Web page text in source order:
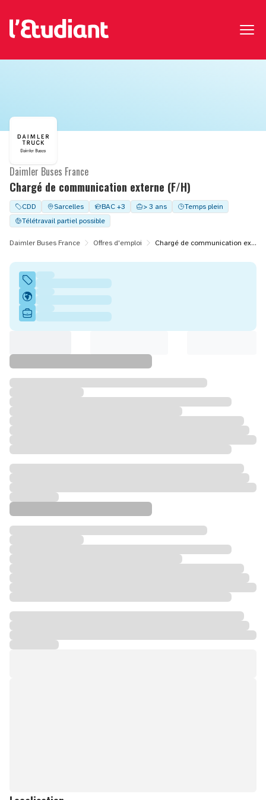
Chargé de communication externe (F/H)
Daimler Buses France
CDD Sarcelles BAC +3 > 3 ans
Temps plein
Télétravail partiel possible
Daimler Buses France Offres d'emploi Chargé de communication externe (F/H)